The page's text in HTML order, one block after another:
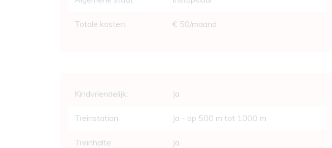
Totale kosten: € 50/maand
Comfort
Kindvriendelijk: Ja
Treinstation: Ja - op 500 m tot 1000 m
Treinhalte: Ja